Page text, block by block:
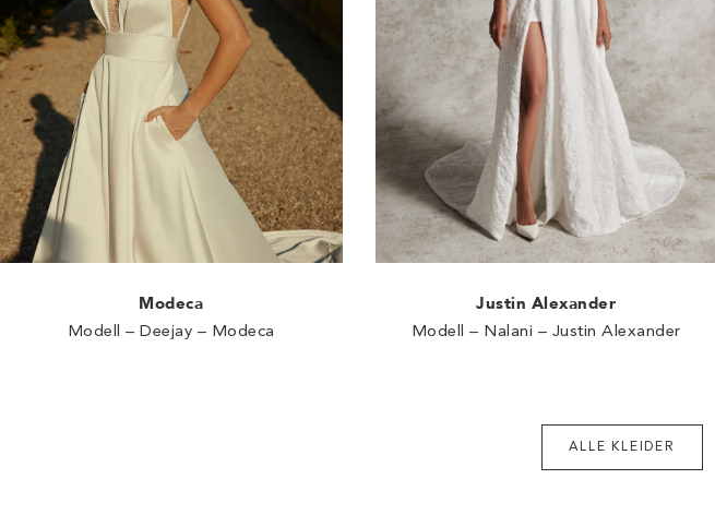
Modeca
Modell – Deejay – Modeca
Justin Alexander
Modell – Nalani – Justin Alexander
ALLE KLEIDER